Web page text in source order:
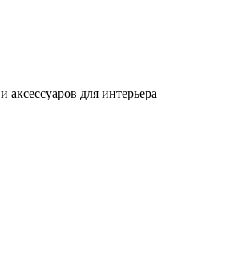
аксессуаров для интерьера